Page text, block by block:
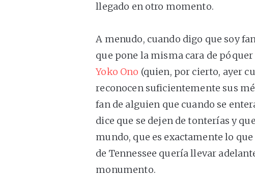
llegado en otro momento.
A menudo, cuando digo que soy
que pone la misma cara de
Yoko Ono (quien, por cierto, ayer
reconocen suficientemente sus
fan de alguien que cuando se
dice que se dejen de tonterías y
mundo, que es exactamente lo
de Tennessee quería llevar
monumento.